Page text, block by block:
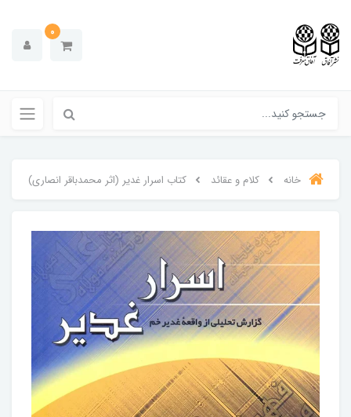
0
خانه کلام و عقائد کتاب اسرار غدیر (اثر محمدباقر انصاری)